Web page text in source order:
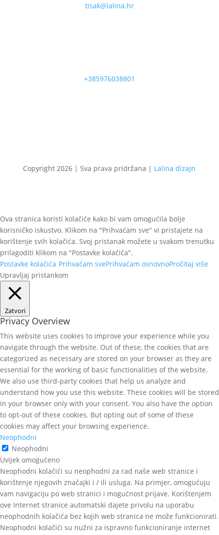
tisak@lalina.hr
+385976038801
Copyright 2026 | Sva prava pridržana | Lalina dizajn
Ova stranica koristi kolačiće kako bi vam omogućila bolje
korisničko iskustvo. Klikom na "Prihvaćam sve" vi pristajete na
korištenje svih kolačića. Svoj pristanak možete u svakom trenutku
prilagoditi klikom na "Postavke kolačića".
Postavke kolačića Prihvaćam svePrihvaćam osnovnoPročitaj više
Upravljaj pristankom
Zatvori
Privacy Overview
This website uses cookies to improve your experience while you
navigate through the website. Out of these, the cookies that are
categorized as necessary are stored on your browser as they are
essential for the working of basic functionalities of the website.
We also use third-party cookies that help us analyze and
understand how you use this website. These cookies will be stored
in your browser only with your consent. You also have the option
to opt-out of these cookies. But opting out of some of these
cookies may affect your browsing experience.
Neophodni
Neophodni
Uvijek omogućeno
Neophodni kolačići su neophodni za rad naše web stranice i
korištenje njegovih značajki i / ili usluga. Na primjer, omogućuju
vam navigaciju po web stranici i mogućnost prijave. Korištenjem
ove Internet stranice automatski dajete privolu na uporabu
neophodnih kolačića bez kojih web stranica ne može funkcionirati.
Neophodni kolačići su nužni za ispravno funkcioniranje internet